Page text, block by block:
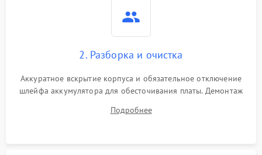
2. Разборка и очистка
Аккуратное вскрытие корпуса и обязательное отключение
шлейфа аккумулятора для обесточивания платы. Демонтаж
высохшей термопасты с кристаллов чипов.
Подробнее